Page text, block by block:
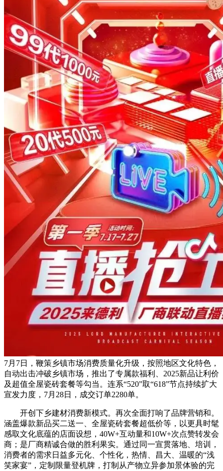
7月7日，鞭策乡镇市场消费质量化升级，按照地区文化特色，
自动出击冲破乡镇市场，推出了专属款福利、2025新品让利价
及超值全屋瓷砖套餐等勾当。连系“520”取“618”节点持续扩大
宣发力度，7月28日，成交订单2280单。
开创下乡建材消费新模式。再次全面打响了品牌营销和。
涵盖爆款新品买二送一、全屋瓷砖套餐超低价等，以更具时髦
感取文化底蕴的店面设想，40W+互动量和10W+次点赞转发会
商；是厂商精诚合做的胜利果实。通过同一宣贯落地、培训，
消费者的需求日益多元化、个性化，热情、昌大、温暖的“浅
笑家宴”，定制限量登机牌，打制从产物立异参加景体验的完